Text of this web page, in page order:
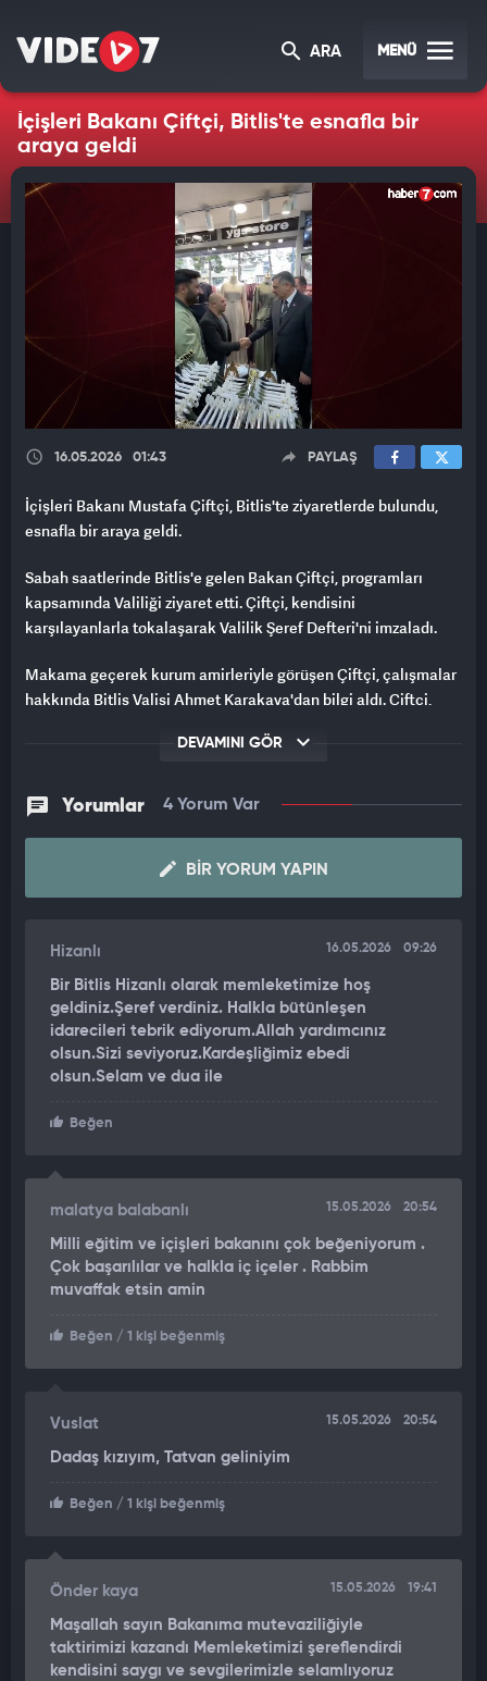
ARA MENÜ
İçişleri Bakanı Çiftçi, Bitlis'te esnafla bir
araya geldi
16.05.2026 01:43 PAYLAŞ
İçişleri Bakanı Mustafa Çiftçi, Bitlis'te ziyaretlerde bulundu,
esnafla bir araya geldi.
Sabah saatlerinde Bitlis'e gelen Bakan Çiftçi, programları
kapsamında Valiliği ziyaret etti. Çiftçi, kendisini
karşılayanlarla tokalaşarak Valilik Şeref Defteri'ni imzaladı.
Makama geçerek kurum amirleriyle görüşen Çiftçi, çalışmalar
hakkında Bitlis Valisi Ahmet Karakaya'dan bilgi aldı. Çiftçi,
Camisi'nde cuma namazı kıldı, esnafı ziyaret etti.
Daha sonra Bitlis Belediye Başkanlığını ziyaret eden Çiftçi, il
ve ilçe belediye başkanlarından yaptıkları çalışmaları dinledi.
Çiftçi, AK Parti ve MHP il başkanlıklarını da ziyaret ederek
partililerle bir araya geldi.
Belediye Başkanı Nesrullah Tanğlay, Van Jandarma Asayiş
Komutanı Tuğgeneral Barış Soyal, İl Emniyet Müdürü Koray
Şensoy, AK Parti İl Başkanı Engin Günceoğlu, MHP İl Başkanı
Tekin Uçak ve kurum amirleri de yer aldı.
Tatvan'da cuma namazının ardından esnafımız ve
kazançlar temennisinde bulunduk.
Samimiyeti, vefası ve devletine olan bağlılığıyla gönül
coğrafyamızın müstesna ilçelerinden biri olan Tatvan’da
Bu ülkenin gerçek gücü; sabahın ilk ışıklarıyla dükkânını açan,
alın teriyle helal rızkının peşinden yürüyen esnafımızdır.
dayanışma kültürümüzün ve toplumsal birlikteliğimizin de en
kıymetli yapı taşlarından biridir. Milletle devlet arasındaki
katan esnafımızın güçlü olması; şehirlerimizin güçlü olması
DEVAMINI GÖR
Yorumlar 4 Yorum Var
BIR YORUM YAPIN
Hizanlı 16.05.2026 09:26
Bir Bitlis Hizanlı olarak memleketimize hoş
geldiniz.Şeref verdiniz. Halkla bütünleşen
idarecileri tebrik ediyorum.Allah yardımcınız
olsun.Sizi seviyoruz.Kardeşliğimiz ebedi
olsun.Selam ve dua ile
Beğen
malatya balabanlı 15.05.2026 20:54
Milli eğitim ve içişleri bakanını çok beğeniyorum .
Çok başarılılar ve halkla iç içeler . Rabbim
muvaffak etsin amin
Beğen / 1 kişi beğenmiş
Vuslat 15.05.2026 20:54
Dadaş kızıyım, Tatvan geliniyim
Beğen / 1 kişi beğenmiş
Önder kaya 15.05.2026 19:41
Maşallah sayın Bakanıma mutevaziliğiyle
taktirimizi kazandı Memleketimizi şereflendirdi
kendisini saygı ve sevgilerimizle selamlıyoruz